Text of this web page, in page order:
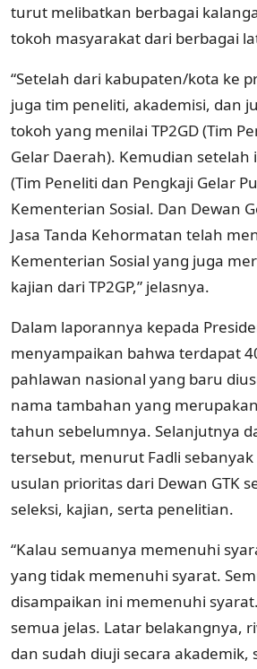
turut melibatkan berbagai
tokoh masyarakat dari berbagai
“Setelah dari kabupaten/kota ke
juga tim peneliti, akademisi, dan
tokoh yang menilai TP2GD (Tim
Gelar Daerah). Kemudian setelah
(Tim Peneliti dan Pengkaji Gelar
Kementerian Sosial. Dan Dewan
Jasa Tanda Kehormatan telah
Kementerian Sosial yang juga
kajian dari TP2GP,” jelasnya.
Dalam laporannya kepada
menyampaikan bahwa terdapat
pahlawan nasional yang baru
nama tambahan yang
tahun sebelumnya. Selanjutnya
tersebut, menurut Fadli
usulan prioritas dari Dewan GTK
seleksi, kajian, serta penelitian.
“Kalau semuanya memenuhi
yang tidak memenuhi syarat.
disampaikan ini memenuhi
semua jelas. Latar belakangnya,
dan sudah diuji secara akademik,